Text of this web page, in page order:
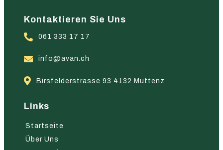
Kontaktieren Sie Uns
061 333 17 17
info@avan.ch
Birsfelderstrasse 93 4132 Muttenz
Links
Startseite
Über Uns